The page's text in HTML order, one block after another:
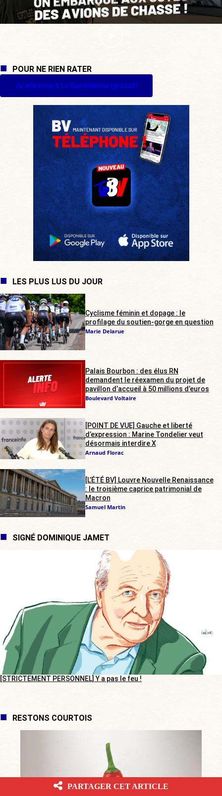
POUR NE RIEN RATER
Je m'inscris à La Quotidienne (gratuit)
LES PLUS LUS DU JOUR
Cyclisme féminin et dopage : le
profilage du soutien-gorge en question
Marie Delarue
Palais Bourbon : des élus RN
demandent le réexamen du projet de
pavillon d’accueil à 50 millions d’euros
Boulevard Voltaire
[POINT DE VUE] Gauche et liberté
d’expression : Marine Tondelier veut
désormais interdire X
Arnaud Florac
[L’ÉTÉ BV] Louvre Nouvelle Renaissance
: le troisième caprice patrimonial de
Macron
Samuel Martin
SIGNÉ DOMINIQUE JAMET
[STRICTEMENT PERSONNEL] Y a pas le feu !
RESTONS COURTOIS
PARTAGER CET ARTICLE